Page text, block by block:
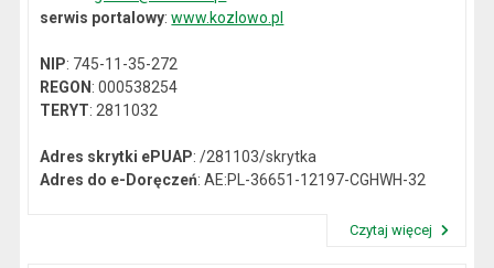
serwis portalowy:www.kozlowo.pl
NIP: 745-11-35-272
REGON: 000538254
TERYT: 2811032
Adres skrytki ePUAP: /281103/skrytka
Adres do e-Doręczeń: AE:PL-36651-12197-CGHWH-32
Czytaj więcej